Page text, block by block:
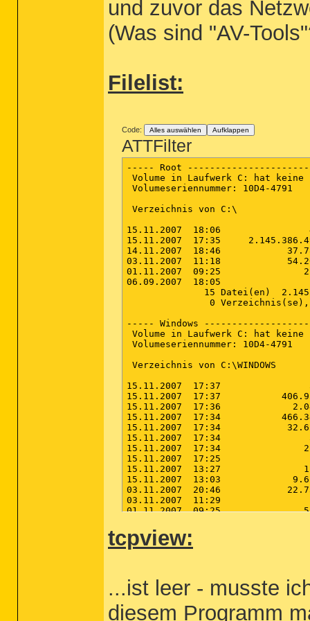
und zuvor das
(Was sind "AV-
Filelist:
Code: Alles auswählen Aufklappen
ATTFilter
----- Root
Volume in Laufwerk C: hat keine
Volumeseriennummer: 10D4-4791
Verzeichnis von C:\
15.11.2007  18:06
15.11.2007  17:35
14.11.2007  18:46
03.11.2007  11:18
01.11.2007  09:25
06.09.2007  18:05
15 Datei(en)
0
----- Windows
Volume in Laufwerk C: hat keine
Volumeseriennummer: 10D4-4791
Verzeichnis von C:\WINDOWS
15.11.2007  17:37
15.11.2007  17:37
15.11.2007  17:36
15.11.2007  17:34
15.11.2007  17:34
15.11.2007  17:34
15.11.2007  17:34
15.11.2007  17:25
15.11.2007  13:27
15.11.2007  13:03
03.11.2007  20:46
03.11.2007  11:29                 0
01.11.2007  09:25
27.10.2007  16:26            60.416
19.10.2007  00:52
109 Datei(en)
----- System 32 (Achtung:
Volume in Laufwerk C: hat keine
Volumeseriennummer: 10D4-4791
tcpview:
...ist leer - musste
diesem Programm